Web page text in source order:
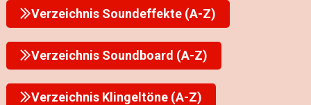
Verzeichnis Soundeffekte (A-Z)
Verzeichnis Soundboard (A-Z)
Verzeichnis Klingeltöne (A-Z)